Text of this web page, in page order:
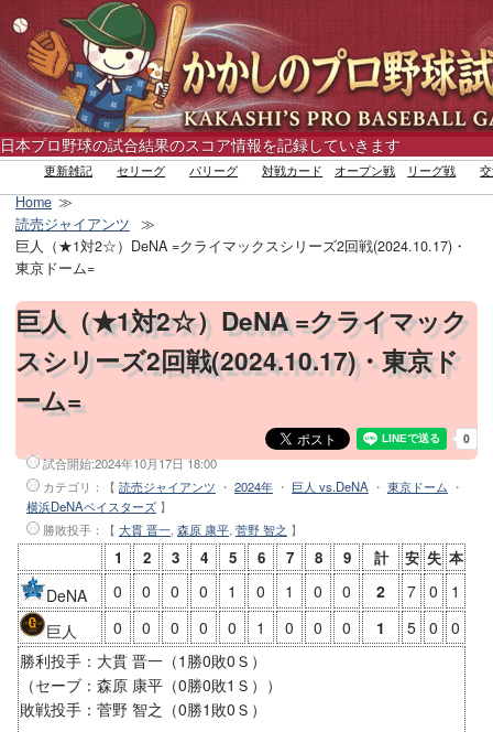
日本プロ野球の試合結果のスコア情報を記録していきます
更新雑記 セリーグ パリーグ 対戦カード オープン戦 リーグ戦
Home
読売ジャイアンツ
巨人（★1対2☆）DeNA =クライマックスシリーズ2回戦(2024.10.17)・
東京ドーム=
巨人（★1対2☆）DeNA =クライマック
スシリーズ2回戦(2024.10.17)・東京ド
ーム=
試合開始:2024年10月17日 18:00
カテゴリ：【 読売ジャイアンツ ・ 2024年 ・ 巨人 vs.DeNA ・ 東京ドーム ・
横浜DeNAベイスターズ 】
勝敗投手 ：【 大貫 晋一, 森原 康平, 菅野 智之 】
1 2 3 4 5 6 7 8 9 計 安 失 本
DeNA 0 0 0 0 1 0 1 0 0 2 7 0
1
巨人
0 0 0 0 0 1 0 0 0 1 5 0
0
勝利投手：大貫 晋一（1勝0敗0Ｓ）
（セーブ：森原 康平（0勝0敗1Ｓ））
敗戦投手：菅野 智之（0勝1敗0Ｓ）